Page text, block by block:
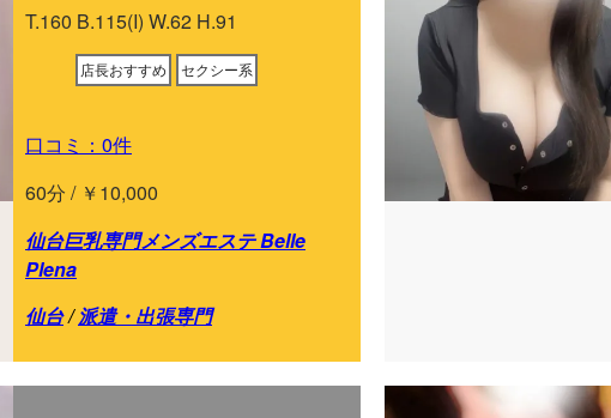
T.160 B.115(I) W.62 H.91
店長おすすめ セクシー系
口コミ：0件
60分 / ￥10,000
仙台巨乳専門メンズエステ Belle
Plena
仙台/派遣・出張専門